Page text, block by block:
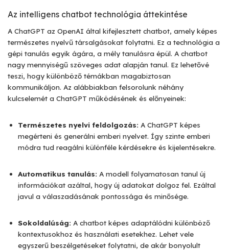
Az intelligens chatbot technológia áttekintése
A ChatGPT az OpenAI által kifejlesztett chatbot, amely képes
természetes nyelvű társalgásokat folytatni. Ez a technológia a
gépi tanulás egyik ágára, a mély tanulásra épül. A chatbot
nagy mennyiségű szöveges adat alapján tanul. Ez lehetővé
teszi, hogy különböző témákban magabiztosan
kommunikáljon. Az alábbiakban felsorolunk néhány
kulcselemét a ChatGPT működésének és előnyeinek:
Természetes nyelvi feldolgozás: A ChatGPT képes
megérteni és generálni emberi nyelvet. Így szinte emberi
módra tud reagálni különféle kérdésekre és kijelentésekre.
Automatikus tanulás: A modell folyamatosan tanul új
információkat azáltal, hogy új adatokat dolgoz fel. Ezáltal
javul a válaszadásának pontossága és minősége.
Sokoldalúság: A chatbot képes adaptálódni különböző
kontextusokhoz és használati esetekhez. Lehet vele
egyszerű beszélgetéseket folytatni, de akár bonyolult